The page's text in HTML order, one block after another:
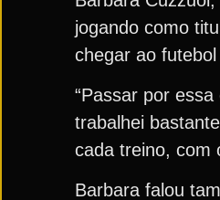
jogando como
chegar ao
“Passar por
trabalhei
cada treino, com
Barbara falou